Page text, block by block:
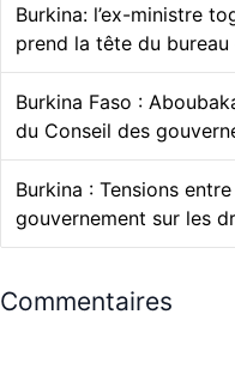
Burkina: l’ex-ministre
prend la tête du bureau
Burkina Faso :
du Conseil des
Burkina : Tensions
gouvernement sur les
Commentaires